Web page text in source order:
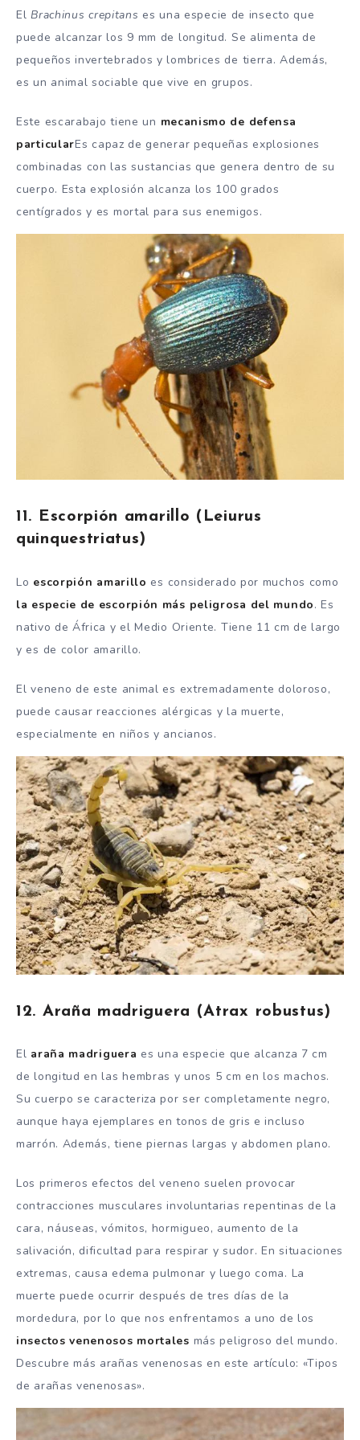
El Brachinus crepitans es una especie de insecto que
puede alcanzar los 9 mm de longitud. Se alimenta de
pequeños invertebrados y lombrices de tierra. Además,
es un animal sociable que vive en grupos.
Este escarabajo tiene un mecanismo de defensa
particularEs capaz de generar pequeñas explosiones
combinadas con las sustancias que genera dentro de su
cuerpo. Esta explosión alcanza los 100 grados
centígrados y es mortal para sus enemigos.
11. Escorpión amarillo (Leiurus
quinquestriatus)
Lo escorpión amarillo es considerado por muchos como
la especie de escorpión más peligrosa del mundo. Es
nativo de África y el Medio Oriente. Tiene 11 cm de largo
y es de color amarillo.
El veneno de este animal es extremadamente doloroso,
puede causar reacciones alérgicas y la muerte,
especialmente en niños y ancianos.
12. Araña madriguera (Atrax robustus)
El araña madriguera es una especie que alcanza 7 cm
de longitud en las hembras y unos 5 cm en los machos.
Su cuerpo se caracteriza por ser completamente negro,
aunque haya ejemplares en tonos de gris e incluso
marrón. Además, tiene piernas largas y abdomen plano.
Los primeros efectos del veneno suelen provocar
contracciones musculares involuntarias repentinas de la
cara, náuseas, vómitos, hormigueo, aumento de la
salivación, dificultad para respirar y sudor. En situaciones
extremas, causa edema pulmonar y luego coma. La
muerte puede ocurrir después de tres días de la
mordedura, por lo que nos enfrentamos a uno de los
insectos venenosos mortales más peligroso del mundo.
Descubre más arañas venenosas en este artículo: «Tipos
de arañas venenosas».